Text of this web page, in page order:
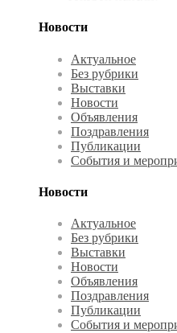
Новости
Актуальное
Без рубрики
Выставки
Новости
Объявления
Поздравления
Публикации
События и
Новости
Актуальное
Без рубрики
Выставки
Новости
Объявления
Поздравления
Публикации
События и